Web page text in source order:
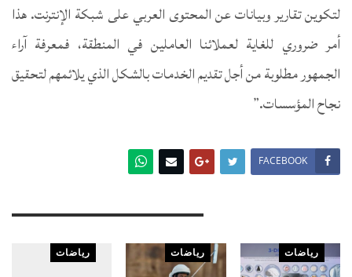
لتكوين تقارير وبيانات عن المحتوى العربي على شبكة الإنترنت. هذا
أمر ضروري للغاية لعملائنا العاملين في المنطقة، فمعرفة آراء
الجمهور مطلوبة من أجل تقديم الخدمات بالشكل الذي يلائمهم لتحقيق
نجاح المؤسسات.”
FACEBOOK
رياضات رياضات رياضات